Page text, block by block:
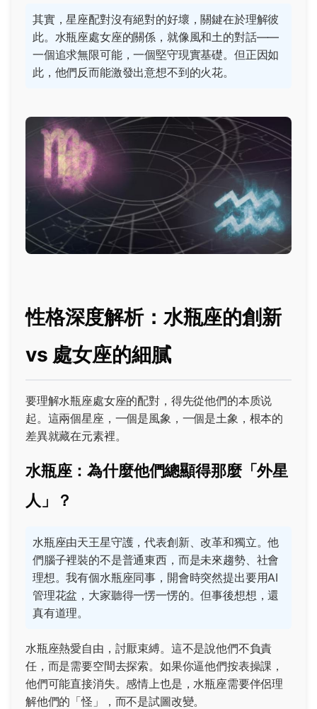
其實，星座配對沒有絕對的好壞，關鍵在於理解彼
此。水瓶座處女座的關係，就像風和土的對話——
一個追求無限可能，一個堅守現實基礎。但正因如
此，他們反而能激發出意想不到的火花。
性格深度解析：水瓶座的創新
vs 處女座的細膩
要理解水瓶座處女座的配對，得先從他們的本质说
起。這兩個星座，一個是風象，一個是土象，根本的
差異就藏在元素裡。
水瓶座：為什麼他們總顯得那麼「外星
人」？
水瓶座由天王星守護，代表創新、改革和獨立。他
們腦子裡裝的不是普通東西，而是未來趨勢、社會
理想。我有個水瓶座同事，開會時突然提出要用AI
管理花盆，大家聽得一愣一愣的。但事後想想，還
真有道理。
水瓶座熱愛自由，討厭束縛。這不是說他們不負責
任，而是需要空間去探索。如果你逼他們按表操課，
他們可能直接消失。感情上也是，水瓶座需要伴侶理
解他們的「怪」，而不是試圖改變。